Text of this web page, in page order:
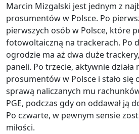
Marcin Mizgalski jest jednym z
prosumentów w Polsce. Po
pierwszych osób w Polsce, które
fotowoltaiczną na trackerach. Po
ogrodzie ma aż dwa duże
paneli. Po trzecie, aktywnie działa
prosumentów w Polsce i stało się
sprawą naliczanych mu
PGE, podczas gdy on oddawał ją
Po czwarte, w pewnym sensie
miłości.